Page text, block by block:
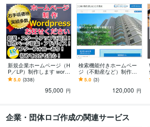
その他ツール
Adobe Illustrator:2年
得意分野
Web制作・HP作成・EC構築 ワードプレスでホー
dpressを使ったブログ制作
塾 M&A 行政書士 労務士 コーポレートサイト
士業
製造業 美容
集客・マーケティング相談 サイト運営・アフィリエ
アフィリエイト ブログSEO
新規企業ホームページ（H
P／LP）制作します wordp
ress制作！あたらしいホ
ームぺージが手に入りま
5.0 (338)
95,000 円
検索機能付きホームペー
ジ（不動産など）制作し
ます 不動産業にピッタ
リ！その他検索機能を必
要とするホームページに
5.0 (3)
120,000 円
企業・団体ロゴ作成の関連サービス